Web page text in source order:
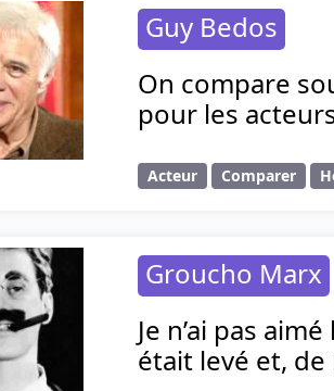
Guy Bedos
On compare
pour les
Acteur Comparer
Groucho Marx
Je n’ai pas
était levé et,